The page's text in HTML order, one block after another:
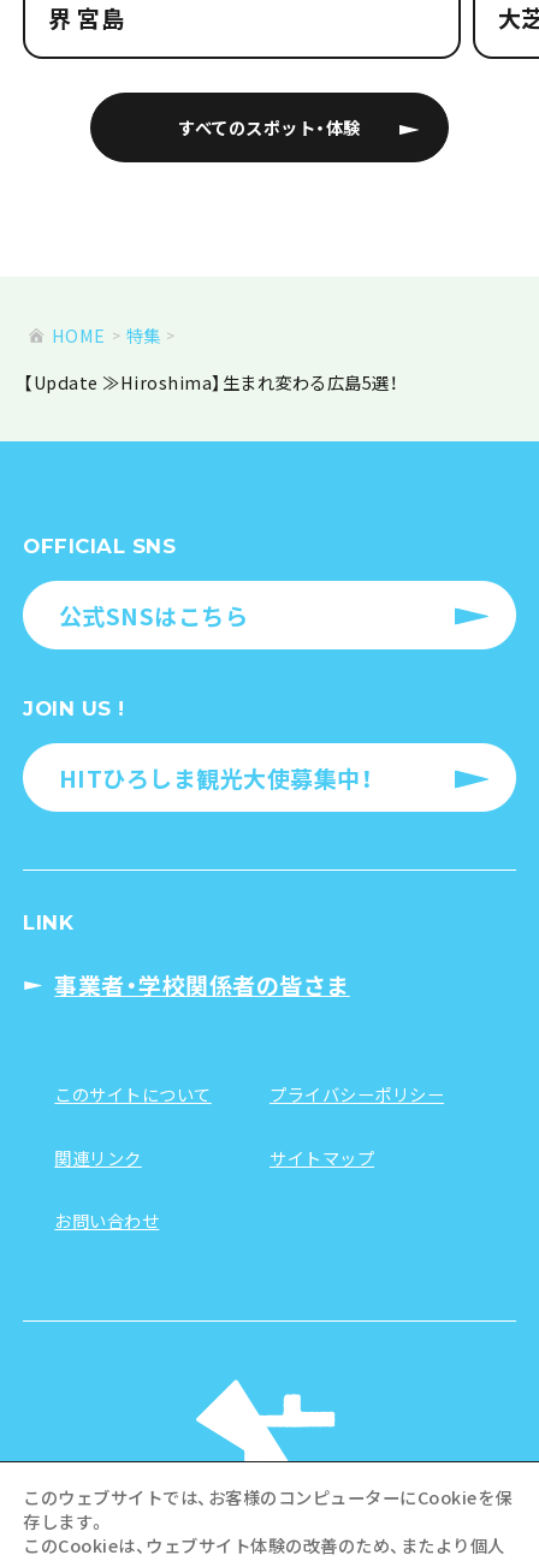
すべてのスポット・体験
界 宮島 大
HOME
特集
【Update ≫Hiroshima】生まれ変わる広島5選！
OFFICIAL SNS
公式SNSはこちら
JOIN US !
HITひろしま観光大使募集中！
LINK
事業者・学校関係者の皆さま
このサイトについて プライバシーポリシー
関連リンク サイトマップ
お問い合わせ
このウェブサイトでは、お客様のコンピューターにCookieを保
存します。
このCookieは、ウェブサイト体験の改善のため、またより個人